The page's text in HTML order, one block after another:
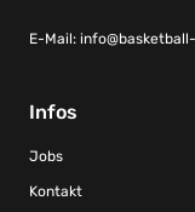
E-Mail:
Infos
Jobs
Kontakt